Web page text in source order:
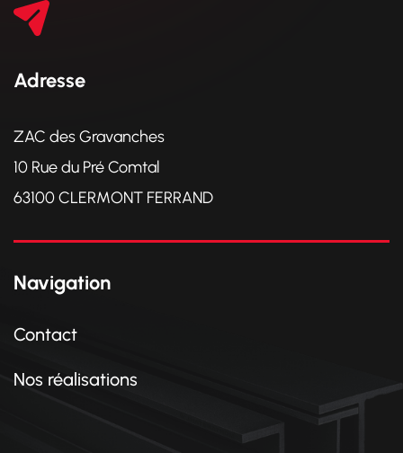
Adresse
ZAC des Gravanches
10 Rue du Pré Comtal
63100 CLERMONT FERRAND
Navigation
Contact
Nos réalisations